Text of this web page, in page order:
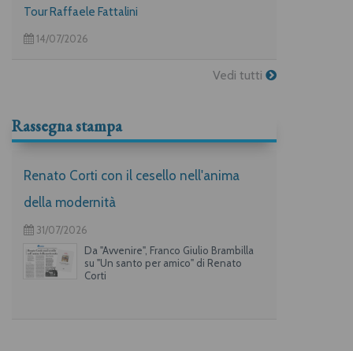
Tour Raffaele Fattalini
14/07/2026
Vedi tutti
Rassegna stampa
Renato Corti con il cesello nell'anima
della modernità
31/07/2026
Da "Avvenire", Franco Giulio Brambilla
su "Un santo per amico" di Renato
Corti